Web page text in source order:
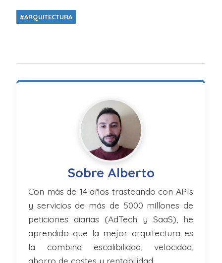
#ARQUITECTURA
Sobre Alberto
Con más de 14 años trasteando con APIs
y servicios de más de 5000 millones de
peticiones diarias (AdTech y SaaS), he
aprendido que la mejor arquitectura es
la combina escalibilidad, velocidad,
ahorro de costes y rentabilidad.